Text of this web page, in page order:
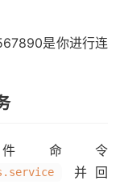
是你进行连
命令
并回